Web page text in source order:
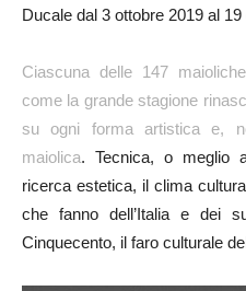
Ducale dal 3 ottobre 2019 al 19
Ciascuna delle 147
come la grande stagione
su ogni forma artistica e,
maiolica. Tecnica, o meglio
ricerca estetica, il clima
che fanno dell’Italia e dei
Cinquecento, il faro culturale